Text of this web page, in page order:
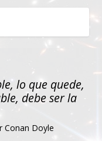
lo que quede,
debe ser la
Conan Doyle